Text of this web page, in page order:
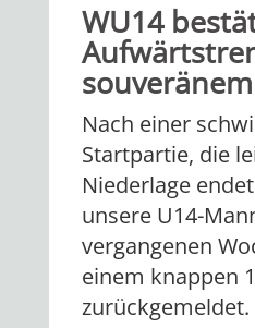
WU14
Nach einer
Startpartie, die
Niederlage
unsere U14-
vergangenen
einem knappen
zurückgemeldet.